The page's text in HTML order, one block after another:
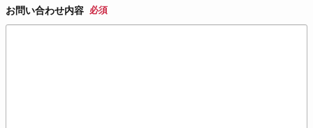
お問い合わせ内容 必須